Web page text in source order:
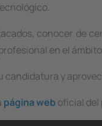
conocer de
en el
candidatura y
página web oficial del